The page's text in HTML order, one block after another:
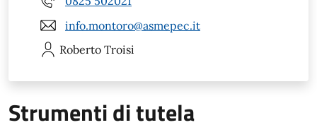
info.montoro@asmepec.it
Roberto Troisi
Strumenti di tutela